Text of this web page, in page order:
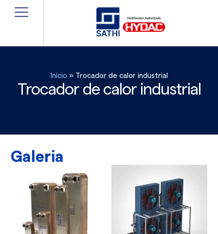
Início » Trocador de calor industrial
Trocador de calor industrial
Galeria